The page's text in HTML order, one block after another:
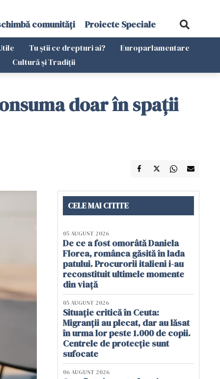
comunități Proiecte Speciale
Tu știi ce drepturi ai?
Europarlamentare
Cultură și Tradiții
doar în spații
CELE MAI CITITE
05 AUGUST 2026
De ce a fost omorâtă Daniela
Florea, românca găsită în lada
patului. Procurorii italieni i-au
reconstituit ultimele momente
din viață
05 AUGUST 2026
Situație critică în Ceuta:
Migranții au plecat, dar au lăsat
în urma lor peste 1.000 de copii.
Centrele de protecție sunt
sufocate
06 AUGUST 2026